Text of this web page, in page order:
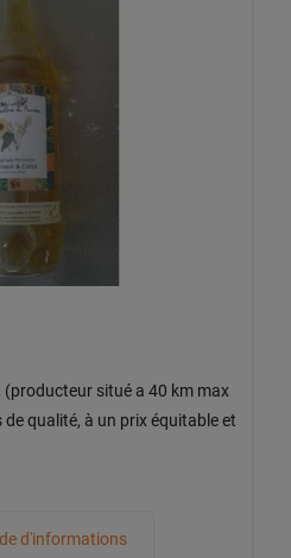
situé a 40 km max
qualité, à un prix équitable et
d'informations